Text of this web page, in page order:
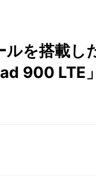
ルを搭載
900 LTE